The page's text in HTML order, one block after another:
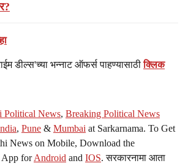
डील्स'च्या भन्नाट ऑफर्स पाहण्यासाठीक्लिक
Political News, Breaking Political News
, Pune & Mumbai at Sarkarnama. To Get
News on Mobile, Download the
App forAndroid and IOS. सरकारनामा आता